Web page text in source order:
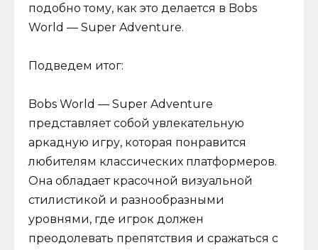
подобно тому, как это делается в Bobs
World — Super Adventure.
Подведем итог:
Bobs World — Super Adventure
представляет собой увлекательную
аркадную игру, которая понравится
любителям классических платформеров.
Она обладает красочной визуальной
стилистикой и разнообразными
уровнями, где игрок должен
преодолевать препятствия и сражаться с